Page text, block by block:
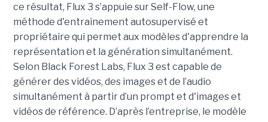
ce résultat, Flux 3 s’appuie sur Self-Flow, une
méthode d'entraînement autosupervisé et
propriétaire qui permet aux modèles d'apprendre la
représentation et la génération simultanément.
Selon Black Forest Labs, Flux 3 est capable de
générer des vidéos, des images et de l’audio
simultanément à partir d’un prompt et d'images et
vidéos de référence. D’après l’entreprise, le modèle